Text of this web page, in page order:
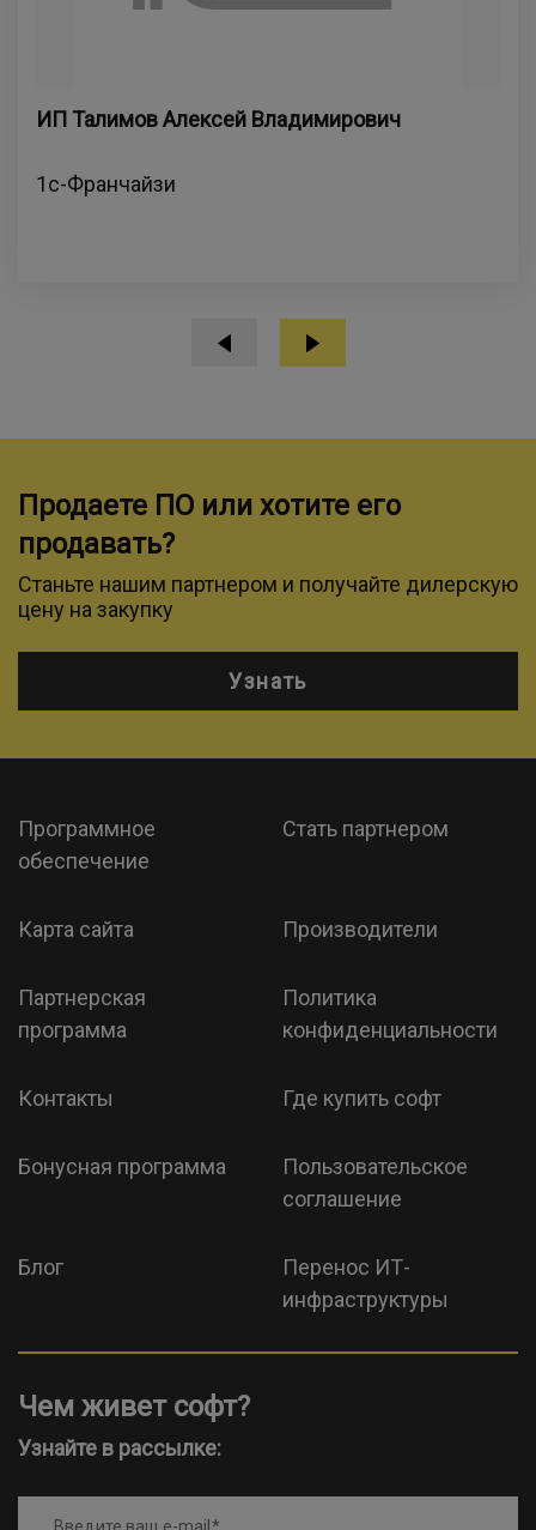
ИП Талимов Алексей Владимирович
1с-Франчайзи
Продаете ПО или хотите его
продавать?
Станьте нашим партнером и получайте дилерскую
цену на закупку
Узнать
Программное
обеспечение
Стать партнером
Карта сайта Производители
Партнерская
программа
Политика
конфиденциальности
Контакты Где купить софт
Бонусная программа
Пользовательское
соглашение
Блог
Перенос ИТ-
инфраструктуры
Чем живет софт?
Узнайте в рассылке: